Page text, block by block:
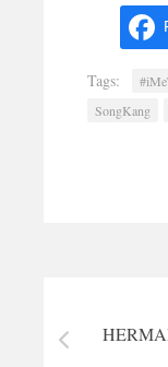
Tags:
SongKang